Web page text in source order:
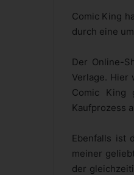
Comic King
durch eine
Der Online-
Verlage. Hier
Comic King
Kaufprozess
Ebenfalls ist
meiner
der